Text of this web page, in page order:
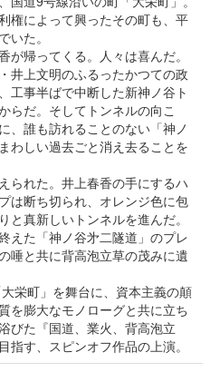
権によって興ったその町も、平
いた。
が帰ってくる。人々は喜んだ。
井上文明のふるった​かつての​政
工事半ばで中断した新神ノ谷ト
らだ。そしてトンネルの向こ
、誰も訪れることのない「神ノ
わしい過去ごと消え去ることを
られた。井上春香の手にするハ
は断ち切られ、オレンジ色に包
と真新しいトンネルを進んだ。
えた「神ノ谷㐧二隧道」のプレ
唾と共に背高泡立草の茂みに遺
栄町」を舞台に、資本主義の顛
を膨大なモノローグと共に立ち
びた『国道、業火、背高泡立
指す、スピンオフ作品の上演。